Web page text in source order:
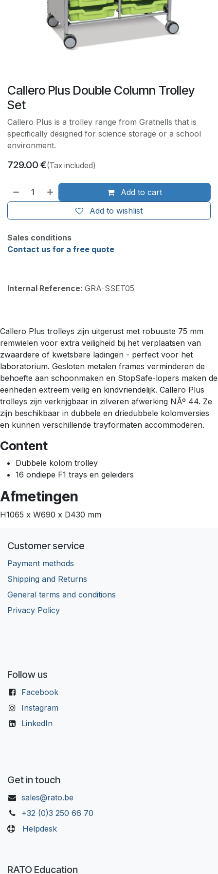
Callero Plus Double Column Trolley
Set
Callero Plus is a trolley range from Gratnells that is
specifically designed for science storage or a school
environment.
729.00 €(Tax included)
Add to cart
Add to wishlist
Sales conditions
Contact us for a free quote
Internal Reference: GRA-SSET05
Callero Plus trolleys zijn uitgerust met robuuste 75 mm
remwielen voor extra veiligheid bij het verplaatsen van
zwaardere of kwetsbare ladingen - perfect voor het
laboratorium. Gesloten metalen frames verminderen de
behoefte aan schoonmaken en StopSafe-lopers maken de
eenheden extreem veilig en kindvriendelijk. Callero Plus
trolleys zijn verkrijgbaar in zilveren afwerking NÂº 44. Ze
zijn beschikbaar in dubbele en driedubbele kolomversies
en kunnen verschillende trayformaten accommoderen.
Content
Dubbele kolom trolley
16 ondiepe F1 trays en geleiders
Afmetingen
H1065 x W690 x D430 mm
Customer service
Payment methods
Shipping and Returns
General terms and conditions
Privacy Policy
Follow us
Facebook
Instagram
LinkedIn
Get in touch
sales@rato.be
+32 (0)3 250 66 70
Helpdesk
RATO Education